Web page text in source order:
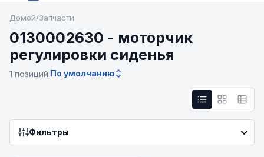
Домой/Запчасти
0130002630 - моторчик
регулировки сиденья
1 позиций:По умолчанию
Фильтры